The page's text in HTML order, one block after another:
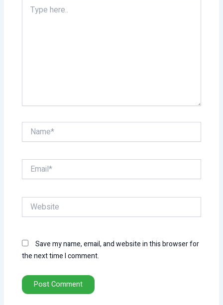
here..
Name*
Email*
Website
Save my name, email, and website in this browser for
the next time I comment.